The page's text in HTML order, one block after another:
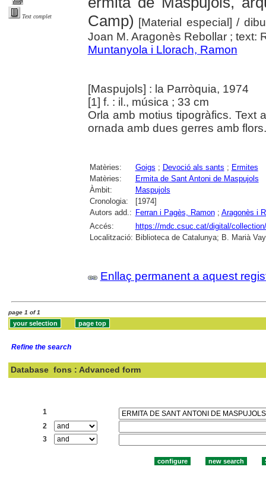
Text complet
Camp) [Material especial]/
Joan M. Aragonès Rebollar ; text:
Muntanyola i Llorach, Ramon
[Maspujols] : la Parròquia, 1974
[1] f. : il., música ; 33 cm
Orla amb motius tipogràfics. Text
ornada amb dues gerres amb flors.
Matèries: Goigs ; Devoció als sants ; Ermites
Matèries:
Ermita de Sant Antoni de Maspujols
Àmbit:
Maspujols
Cronologia:
[1974]
Autors add.: Ferran i Pagès, Ramon; Aragonès i
Accés:
https://mdc.csuc.cat/digital/
Localització: Biblioteca de Catalunya; B. Marià
Enllaç permanent a aquest
page 1 of 1
Refine the search
Database fons : Advanced form
1
2
3